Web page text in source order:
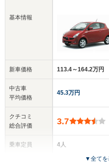
基本情報
新車価格
中古車
平均価格
クチコミ
総合評価
乗車定員
113.4～164.2万円
45.3万円
3.7
4人
▼全て